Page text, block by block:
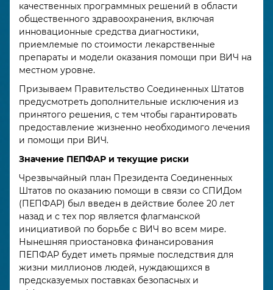
качественных программных решений в области
общественного здравоохранения, включая
инновационные средства диагностики,
приемлемые по стоимости лекарственные
препараты и модели оказания помощи при ВИЧ на
местном уровне.
Призываем Правительство Соединенных Штатов
предусмотреть дополнительные исключения из
принятого решения, с тем чтобы гарантировать
предоставление жизненно необходимого лечения
и помощи при ВИЧ.
Значение ПЕПФАР и текущие риски
Чрезвычайный план Президента Соединенных
Штатов по оказанию помощи в связи со СПИДом
(ПЕПФАР) был введен в действие более 20 лет
назад и с тех пор является флагманской
инициативой по борьбе с ВИЧ во всем мире.
Нынешняя приостановка финансирования
ПЕПФАР будет иметь прямые последствия для
жизни миллионов людей, нуждающихся в
предсказуемых поставках безопасных и